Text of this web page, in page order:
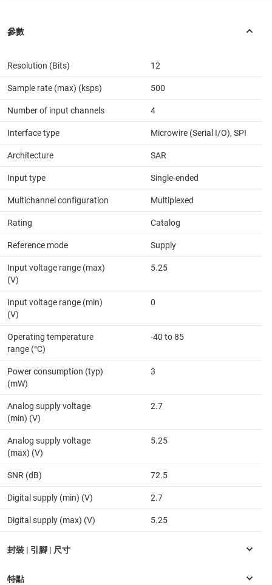
Resolution (Bits) 12
Sample rate (max) (ksps) 500
Number of input channels 4
Interface type Microwire (Serial I/O), SPI
Architecture SAR
Input type Single-ended
Multichannel configuration Multiplexed
Rating Catalog
Reference mode Supply
Input voltage range (max)
(V)
5.25
Input voltage range (min)
(V)
0
Operating temperature
range (°C)
-40 to 85
Power consumption (typ)
(mW)
3
Analog supply voltage
(min) (V)
2.7
Analog supply voltage
(max) (V)
5.25
SNR (dB) 72.5
Digital supply (min) (V) 2.7
Digital supply (max) (V) 5.25